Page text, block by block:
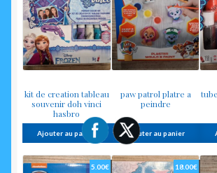
kit de creation tableau
souvenir doh vinci
hasbro
Ajouter au panier
paw patrol platre a
peindre
Ajouter au panier
5.00€ 18.00€